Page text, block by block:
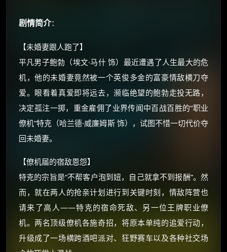
剧情简介：
【未婚妻跟人跑了】
平凡男子鲍勃（埃文·马什 饰）最近遭遇了人生最大的危
机，他的未婚妻竟然被一个英俊多金的富豪情敌横刀夺
爱。眼看着真爱即将远去，濒临绝望的鲍勃走投无路，
决定孤注一掷，重金雇佣了业界传闻中百战百胜的“职业
僚机”特克（哈兰德·威廉姆斯 饰），试图不惜一切代价夺
回未婚妻。
【僚机届的宿敌恩怨】
特克的宗旨是“不帮客户泡到妞，自己就拿不到报酬”。然
而，就在两人的抢亲计划进行到关键时刻，情敌阵营也
请来了高人——特克的宿命死敌、另一位王牌职业僚
机。两名顶级僚机各施奇招，将原本单纯的追爱行动，
升级成了一场横跨酒吧派对、狂野赛车以及各种社交场
🧧 福利领取站 ×
☕
你需要的各种会员，都可低价购买！
如夸克12个月送14天 最低75元！
价格有浮动，请直接搜索查最低价！
还有支付宝现金红包、外卖红包、
优惠券、活动红包，每日可领。
⚡ 前往【大淘客】领红包